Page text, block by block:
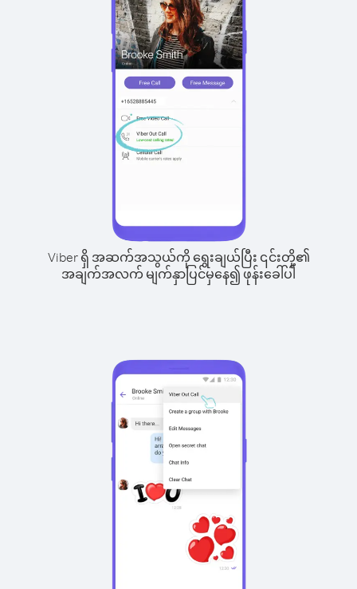
Viber ရှိ အဆက်အသွယ်ကို ရွေးချယ်ပြီး ၎င်းတို့၏
အချက်အလက် မျက်နှာပြင်မှနေ၍ ဖုန်းခေါ်ပါ